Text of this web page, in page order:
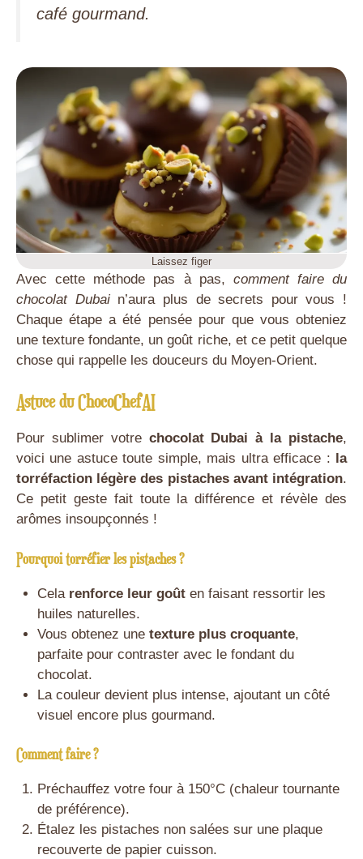
café gourmand.
Laissez figer
Avec cette méthode pas à pas, comment faire du
chocolat Dubain’aura plus de secrets pour vous !
Chaque étape a été pensée pour que vous obteniez
une texture fondante, un goût riche, et ce petit quelque
chose qui rappelle les douceurs du Moyen-Orient.
Astuce du ChocoChefAI
Pour sublimer votre chocolat Dubai à la pistache,
voici une astuce toute simple, mais ultra efficace : la
torréfaction légère des pistaches avant intégration.
Ce petit geste fait toute la différence et révèle des
arômes insoupçonnés !
Pourquoi torréfier les pistaches ?
Cela renforce leur goûten faisant ressortir les
huiles naturelles.
Vous obtenez une texture plus croquante,
parfaite pour contraster avec le fondant du
chocolat.
La couleur devient plus intense, ajoutant un côté
visuel encore plus gourmand.
Comment faire ?
Préchauffez votre four à 150°C (chaleur tournante
de préférence).
Étalez les pistaches non salées sur une plaque
recouverte de papier cuisson.